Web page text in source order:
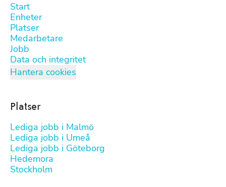
Start
Enheter
Platser
Medarbetare
Jobb
Data och integritet
Hantera cookies
Platser
Lediga jobb i Malmö
Lediga jobb i Umeå
Lediga jobb i Göteborg
Hedemora
Stockholm